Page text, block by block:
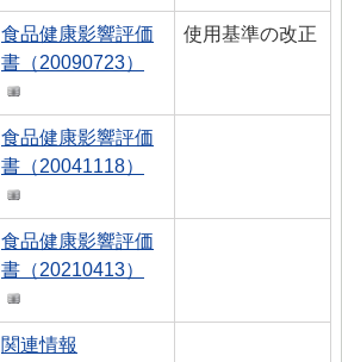
食品健康影響評価
書（20090723）
使用基準の改正
食品健康影響評価
書（20041118）
食品健康影響評価
書（20210413）
関連情報